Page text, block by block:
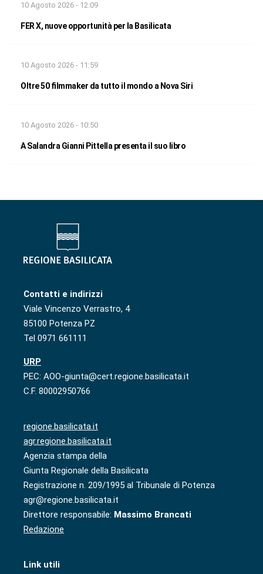
10 Agosto 2026 - 12:09
FER X, nuove opportunità per la Basilicata
10 Agosto 2026 - 11:59
Oltre 50 filmmaker da tutto il mondo a Nova Siri
10 Agosto 2026 - 10:50
A Salandra Gianni Pittella presenta il suo libro
Contatti e indirizzi
Viale Vincenzo Verrastro, 4
85100 Potenza PZ
Tel 0971 661111
URP
PEC: AOO-giunta@cert.regione.basilicata.it
C.F. 80002950766
regione.basilicata.it
agr.regione.basilicata.it
Agenzia stampa della
Giunta Regionale della Basilicata
Registrazione n. 209/1995 al Tribunale di Potenza
agr@regione.basilicata.it
Direttore responsabile: Massimo Brancati
Redazione
Link utili